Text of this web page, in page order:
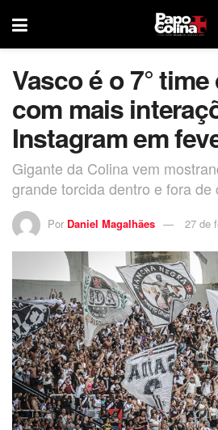
Vasco é o 7°
com mais
Instagram em
Gigante da Colina vem
grande torcida dentro e fora de
Por Daniel Magalhães 27 de